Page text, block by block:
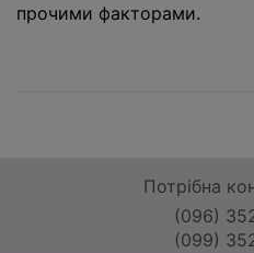
прочими факторами.
Потрібна
(096)
(099)